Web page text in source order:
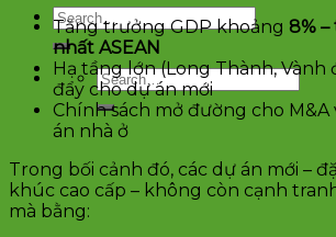
Tăng trưởng GDP khoảng 8%
nhất ASEAN
Hạ tầng lớn (Long Thành, Vành
đẩy cho dự án mới
Chính sách mở đường cho
án nhà ở
Trong bối cảnh đó, các dự án mới –
khúc cao cấp – không còn cạnh
mà bằng: